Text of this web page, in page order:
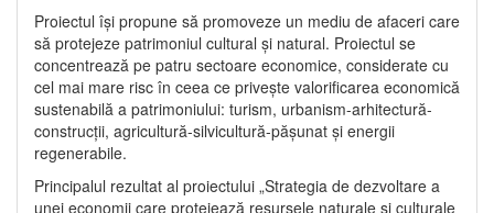
Proiectul își propune să promoveze un mediu de afaceri care
să protejeze patrimoniul cultural și natural. Proiectul se
concentrează pe patru sectoare economice, considerate cu
cel mai mare risc în ceea ce privește valorificarea economică
sustenabilă a patrimoniului: turism, urbanism-arhitectură-
construcții, agricultură-silvicultură-pășunat și energii
regenerabile.
Principalul rezultat al proiectului „Strategia de dezvoltare a
unei economii care protejează resursele naturale și culturale